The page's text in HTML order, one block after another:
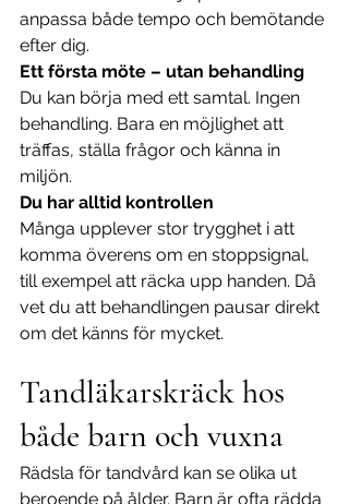
anpassa både tempo och bemötande
efter dig.
Ett första möte – utan behandling
Du kan börja med ett samtal. Ingen
behandling. Bara en möjlighet att
träffas, ställa frågor och känna in
miljön.
Du har alltid kontrollen
Många upplever stor trygghet i att
komma överens om en stoppsignal,
till exempel att räcka upp handen. Då
vet du att behandlingen pausar direkt
om det känns för mycket.
Tandläkarskräck hos
både barn och vuxna
Rädsla för tandvård kan se olika ut
beroende på ålder. Barn är ofta rädda